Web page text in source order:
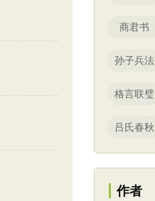
商君书
孙子兵法
格言联璧
吕氏春秋
作者